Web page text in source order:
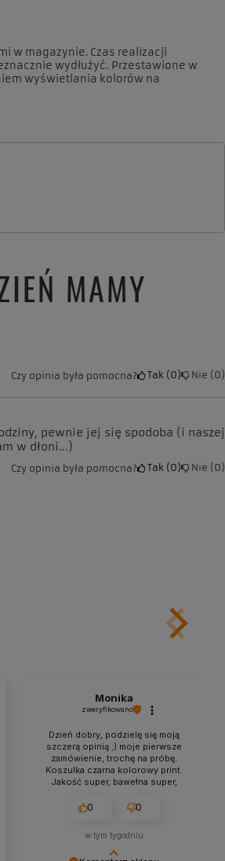
w magazynie. Czas realizacji
wydłużyć. Przestawione w
wyświetlania kolorów na
MAMY
Czy opinia była pomocna? Tak 0 Nie 0
pewnie jej się spodoba (i naszej
w dłoni...)
Czy opinia była pomocna? Tak 0 Nie 0
Monika
zweryfikowano
Dzień dobry, podzielę się moją
szczerą opinią ;) moje pierwsze
zamówienie, trochę na próbę.
Koszulka czarna kolorowy print.
Jakość super, bawełna super,
wymiarowo super, optycznie
Zamówienie przyszło szybciej niż
zapowiedź co chyba pierwszy raz
0 0
w tym tygodniu